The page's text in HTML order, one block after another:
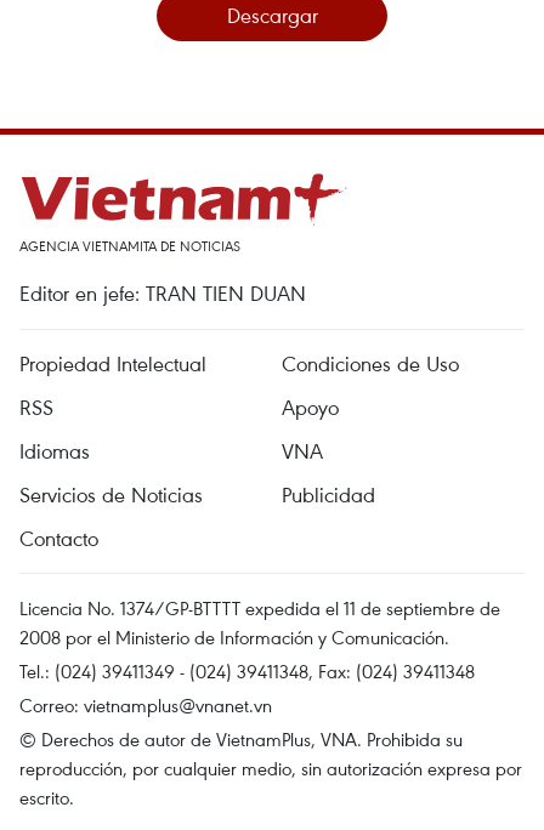
Descargar
AGENCIA VIETNAMITA DE NOTICIAS
Editor en jefe: TRAN TIEN DUAN
Propiedad Intelectual
Condiciones de Uso
RSS
Apoyo
Idiomas
VNA
Servicios de Noticias
Publicidad
Contacto
Licencia No. 1374/GP-BTTTT expedida el 11 de septiembre de
2008 por el Ministerio de Información y Comunicación.
Tel.: (024) 39411349 - (024) 39411348, Fax: (024) 39411348
Correo: vietnamplus@vnanet.vn
© Derechos de autor de VietnamPlus, VNA. Prohibida su
reproducción, por cualquier medio, sin autorización expresa por
escrito.